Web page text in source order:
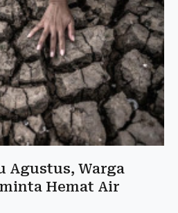
Agustus, Warga
Hemat Air